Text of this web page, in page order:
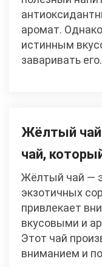
аромат.
истинным
заваривать
Жёлтый
чай,
Жёлтый чай —
экзотичных
привлекает
вкусовыми и
Этот чай
вниманием и